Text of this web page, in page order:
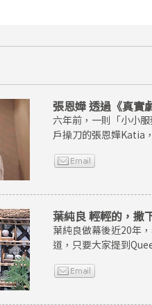
張恩嬅 透過《真實
六年前，一則「小小
戶操刀的張恩嬅Katia
葉純良 輕輕的，撒
葉純良做幕後近20年
道，只要大家提到